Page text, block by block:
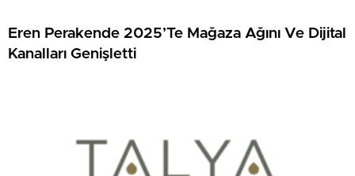
Eren Perakende 2025’Te Mağaza Ağını Ve Dijital
Kanalları Genişletti